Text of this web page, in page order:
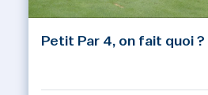
Petit Par 4, on fait quoi ?